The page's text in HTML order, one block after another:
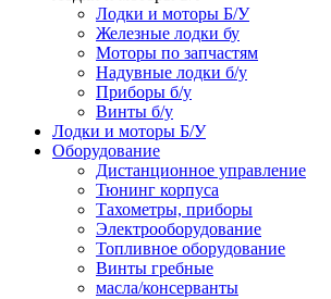
Лодки и моторы Б/У
Железные лодки бу
Моторы по запчастям
Надувные лодки б/у
Приборы б/у
Винты б/у
Лодки и моторы Б/У
Оборудование
Дистанционное управление
Тюнинг корпуса
Тахометры, приборы
Электрооборудование
Топливное оборудование
Винты гребные
масла/консерванты